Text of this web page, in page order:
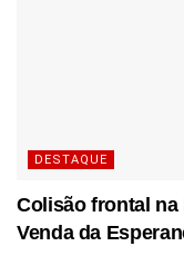
DESTAQUE
Colisão frontal na
Venda da